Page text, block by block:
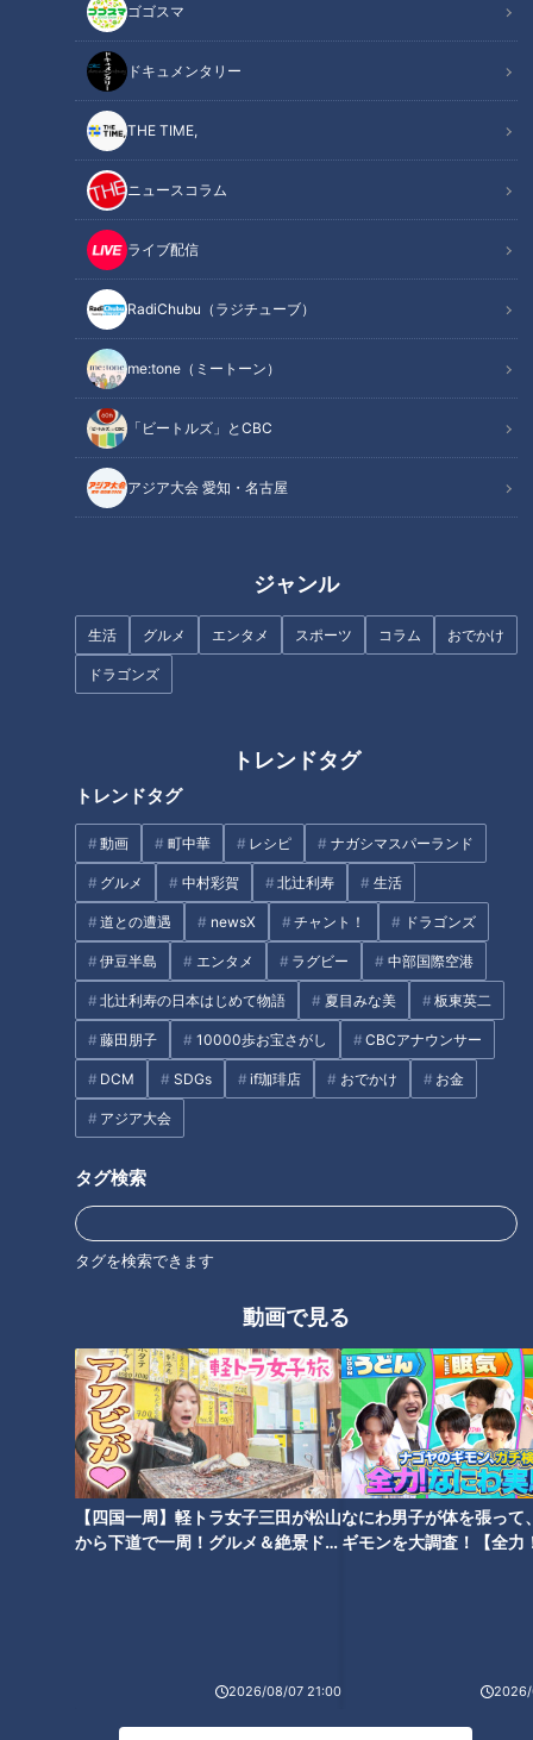
ゴゴスマ
ドキュメンタリー
THE TIME,
ニュースコラム
ライブ配信
RadiChubu（ラジチューブ）
me:tone（ミートーン）
「ビートルズ」とCBC
アジア大会 愛知・名古屋
ジャンル
生活 グルメ エンタメ スポーツ コラム おでかけ
ドラゴンズ
トレンドタグ
トレンドタグ
動画 町中華 レシピ ナガシマスパーランド
グルメ 中村彩賀 北辻利寿 生活
道との遭遇 newsX チャント！ ドラゴンズ
伊豆半島 エンタメ ラグビー 中部国際空港
北辻利寿の日本はじめて物語 夏目みな美 板東英二
藤田朋子 10000歩お宝さがし CBCアナウンサー
DCM SDGs if珈琲店 おでかけ お金
アジア大会
タグ検索
タグを検索できます
動画で見る
【四国一周】軽トラ女子三田が松山
から下道で一周！グルメ＆絶景ドラ
2026/08/07 21:00
なにわ男子が体を張って
ギモンを大調査！【全力
2026/
記事に戻る
この記事を見たあなたへのおすすめ
「電話が長いんすよ」川上憲伸
が明かす井端弘和との特別な絆
「一緒に行こうや」川上憲伸と
上原浩治、意地のメジャー挑戦
『ただ天気がいいだけだ』黒木
啓司 （スジナシ）
「（パンサー尾形の）サンキュ
ー！のパクリですね」ネルソン
『こんにちは 満寿山です』小
中日OB・伊藤準規「自分が投げ
中日ドラゴンズ キャンプ 今中慎二 根尾昂
オススメ関連コンテンツ
沖縄の夜に響く打球音の正体！
実を結ぶか？
「根尾は外野一本」すばやい決
断の底にある立浪新監督の期待
勝負弱いドラゴンズを変えてく
れ！根尾昂へ高まるファンの切
実な願い